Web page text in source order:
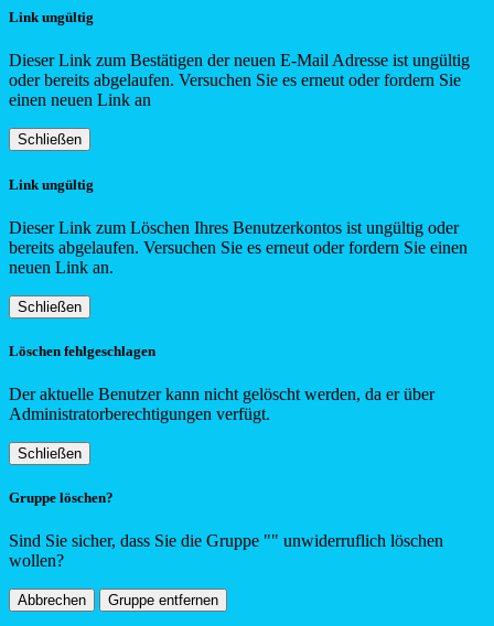
Link ungültig
Dieser Link zum Bestätigen der neuen E-Mail Adresse ist ungültig
oder bereits abgelaufen. Versuchen Sie es erneut oder fordern Sie
einen neuen Link an
Schließen
Link ungültig
Dieser Link zum Löschen Ihres Benutzerkontos ist ungültig oder
bereits abgelaufen. Versuchen Sie es erneut oder fordern Sie einen
neuen Link an.
Schließen
Löschen fehlgeschlagen
Der aktuelle Benutzer kann nicht gelöscht werden, da er über
Administratorberechtigungen verfügt.
Schließen
Gruppe löschen?
Sind Sie sicher, dass Sie die Gruppe "" unwiderruflich löschen
wollen?
Abbrechen Gruppe entfernen